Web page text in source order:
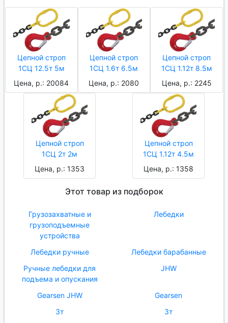
Цепной строп
1СЦ 12.5т 5м
Цена, р.: 20084
Цепной строп
1СЦ 1.6т 6.5м
Цена, р.: 2080
Цепной строп
1СЦ 1.12т 8.5м
Цена, р.: 2245
Цепной строп
1СЦ 2т 2м
Цена, р.: 1353
Цепной строп
1СЦ 1.12т 4.5м
Цена, р.: 1358
Этот товар из подборок
Грузозахватные и
грузоподъемные
устройства
Лебедки
Лебедки ручные
Лебедки барабанные
Ручные лебедки для
подъема и опускания
JHW
Gearsen JHW
Gearsen
3т
3т